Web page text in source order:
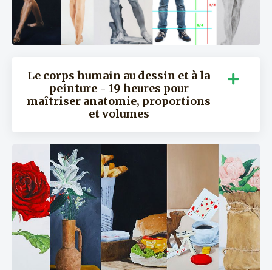
Le corps humain au dessin et à la
peinture - 19 heures pour
maîtriser anatomie, proportions
et volumes